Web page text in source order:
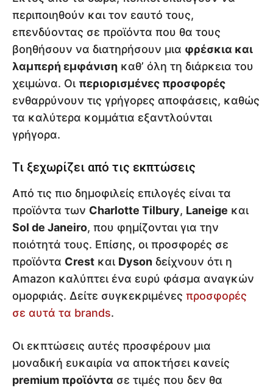
περιποιηθούν και τον εαυτό τους,
επενδύοντας σε προϊόντα που θα τους
βοηθήσουν να διατηρήσουν μια φρέσκια και
λαμπερή εμφάνιση καθ’ όλη τη διάρκεια του
χειμώνα. Οι περιορισμένες προσφορές
ενθαρρύνουν τις γρήγορες αποφάσεις, καθώς
τα καλύτερα κομμάτια εξαντλούνται
γρήγορα.
Τι ξεχωρίζει από τις εκπτώσεις
Από τις πιο δημοφιλείς επιλογές είναι τα
προϊόντα των Charlotte Tilbury, Laneige και
Sol de Janeiro, που φημίζονται για την
ποιότητά τους. Επίσης, οι προσφορές σε
προϊόντα Crest και Dyson δείχνουν ότι η
Amazon καλύπτει ένα ευρύ φάσμα αναγκών
ομορφιάς. Δείτε συγκεκριμένες προσφορές
σε αυτά τα brands.
Οι εκπτώσεις αυτές προσφέρουν μια
μοναδική ευκαιρία να αποκτήσει κανείς
premium προϊόντα σε τιμές που δεν θα